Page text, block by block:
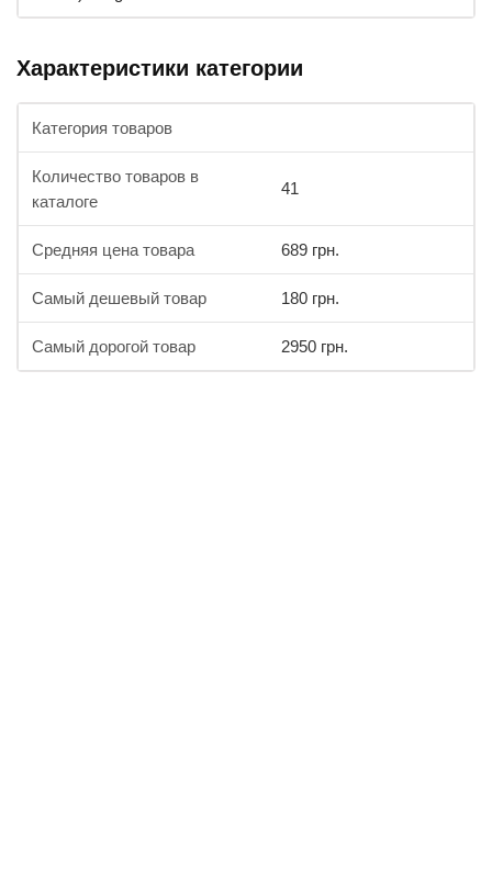
Характеристики категории
Категория товаров
Количество товаров в
каталоге
41
Средняя цена товара 689 грн.
Самый дешевый товар 180 грн.
Самый дорогой товар 2950 грн.